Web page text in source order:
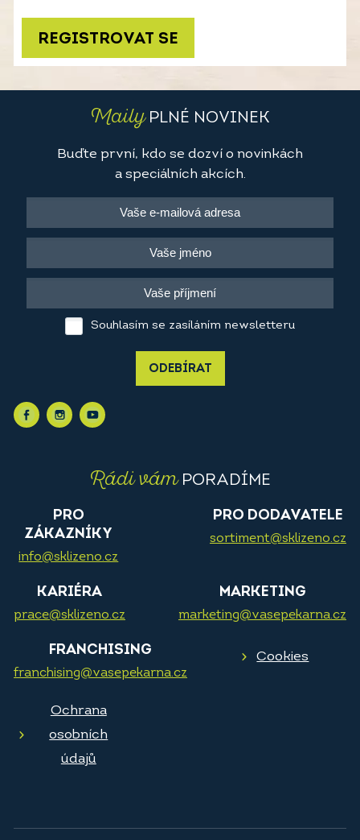
REGISTROVAT SE
MailyPLNÉ NOVINEK
Buďte první, kdo se dozví o novinkách
a speciálních akcích.
Souhlasím se zasíláním newsletteru
ODEBÍRAT
Rádi vámPORADÍME
PRO
ZÁKAZNÍKY
info@sklizeno.cz
PRO DODAVATELE
sortiment@sklizeno.cz
KARIÉRA
prace@sklizeno.cz
MARKETING
marketing@vasepekarna.cz
FRANCHISING
franchising@vasepekarna.cz
Cookies
Ochrana
osobních
údajů